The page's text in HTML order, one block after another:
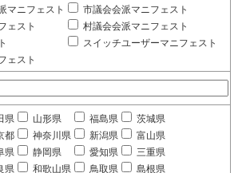
マニフェスト
市議会会派マニフェスト
ェスト
村議会会派マニフェスト
スイッチユーザーマニフェスト
ェスト
県 山形県 福島県
茨城県
都 神奈川県 新潟県
富山県
県 静岡県 愛知県
三重県
県 和歌山県 鳥取県
島根県